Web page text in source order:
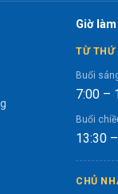
Giờ
TỪ THỨ
Buổi
7:00 –
Buổi
13:30
CHỦ